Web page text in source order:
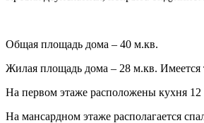
Общая площадь дома – 40 м.кв.
Жилая площадь дома – 28 м.кв. Имеется
На первом этаже расположены кухня 12
На мансардном этаже располагается